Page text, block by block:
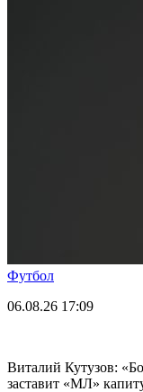
Футбол
06.08.26 17:09
Виталий Кутузов:
заставит «МЛ»